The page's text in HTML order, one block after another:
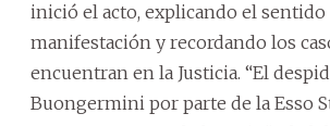
inició el acto, explicando el sentido
manifestación y recordando los
encuentran en la Justicia. “El
Buongermini por parte de la Esso